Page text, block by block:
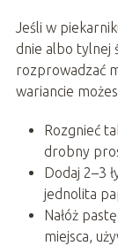
Jeśli w
dnie albo tylnej
rozprowadzać
wariancie
Rozgnieć
drobny
Dodaj 2–3
jednolita
Nałóż
miejsca,